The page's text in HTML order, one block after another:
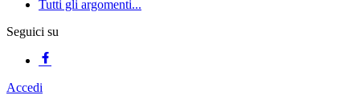
Tutti gli argomenti...
Seguici su
Accedi